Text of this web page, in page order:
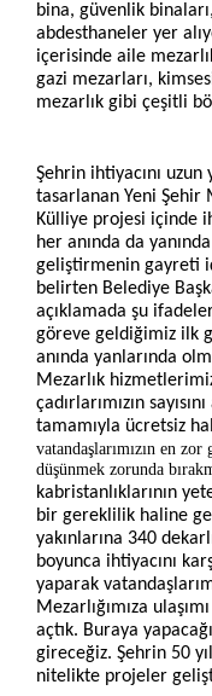
bina, güvenlik
abdesthaneler yer
içerisinde aile
gazi mezarları,
mezarlık gibi çeşitli
Şehrin ihtiyacını
tasarlanan Yeni Şehir
Külliye projesi içinde
her anında da
geliştirmenin gayreti
belirten Belediye
açıklamada şu
göreve geldiğimiz ilk
anında yanlarında
Mezarlık
çadırlarımızın
tamamıyla ücretsiz
vatandaşlarımızın en
düşünmek zorunda
kabristanlıklarının
bir gereklilik haline
yakınlarına 340
boyunca ihtiyacını
yaparak
Mezarlığımıza
açtık. Buraya
gireceğiz. Şehrin 50
nitelikte projeler